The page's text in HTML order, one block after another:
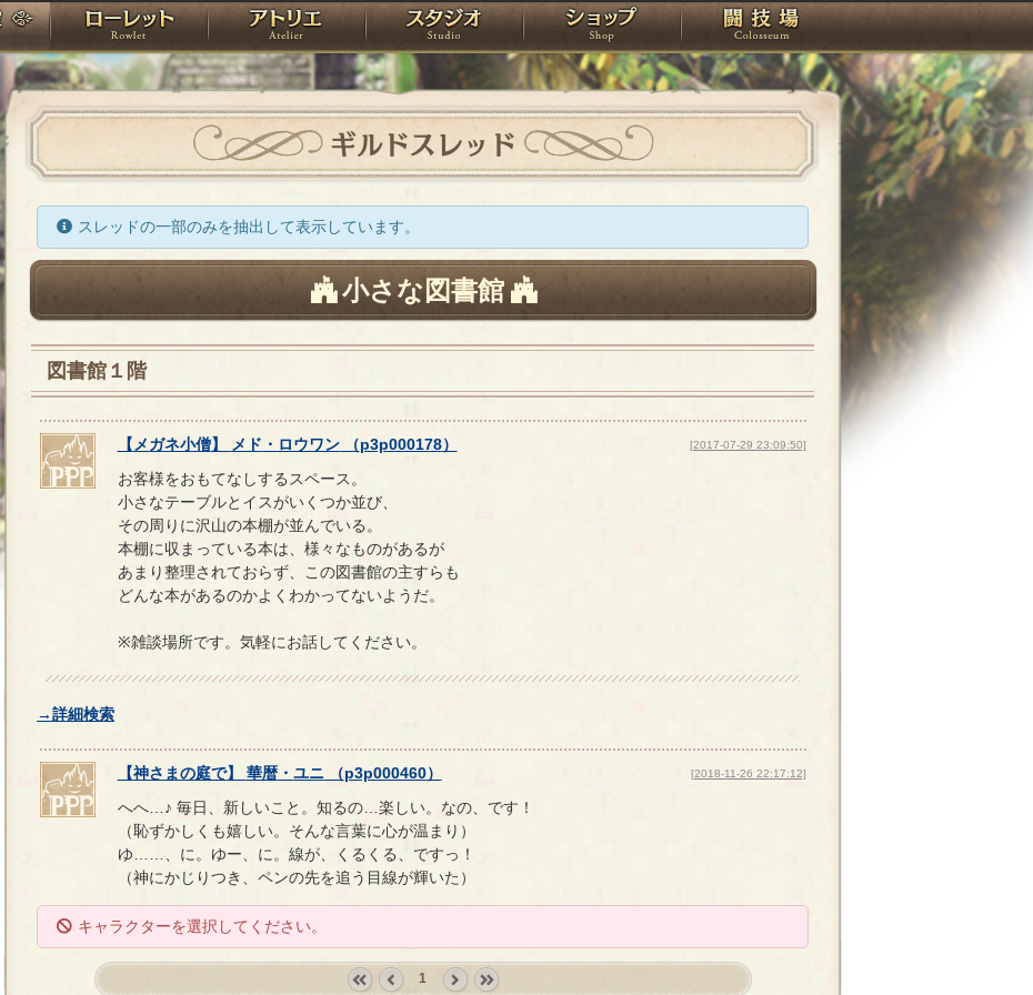
PandoraPartyProject
神殿 ローレット アトリエ スタジオ ショップ 闘技場
ギルドスレッド
スレッドの一部のみを抽出して表示しています。
小さな図書館
図書館１階
【 メガネ小僧】 メド ・ ロウワン（p3p000178） [2017-07-29 23:09:50]
お客様をおもてなしするスペース。
小さなテーブルとイスがいくつか並び、
その周りに沢山の本棚が並んでいる。
本棚に収まっている本は、様々なものがあるが
あまり整理されておらず、この図書館の主すらも
どんな本があるのかよくわかってないようだ。
※雑談場所です。気軽にお話してください。
→詳細検索
【神さまの庭で】 華暦・ ユニ （p3p000460） [2018-11-26 22:17:12]
へへ…♪ 毎日、新しいこと。知るの…楽しい。なの、です！
（恥ずかしくも嬉しい。そんな言葉に心が温まり）
ゆ……、に。ゆー、に。線が、くるくる、ですっ！
（神にかじりつき、ペンの先を追う目線が輝いた）
キャラクターを選択してください。
1